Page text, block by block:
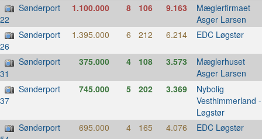
Sønderport
22
1.100.000 8 106 9.163 Mæglerfirmaet
Asger Larsen
Sønderport
26
1.395.000 6 212 6.214 EDC Løgstør
Sønderport
31
375.000 4 108 3.573 Mæglerhuset
Asger Larsen
Sønderport
37
745.000 5 202 3.369 Nybolig
Vesthimmerland -
Løgstør
Sønderport
695.000 4 165 4.076 EDC Løgstør